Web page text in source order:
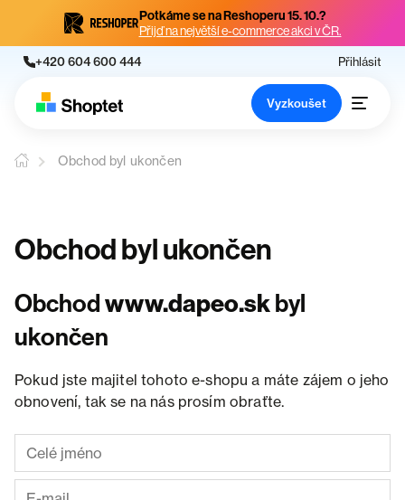
Potkáme se na Reshoperu 15. 10.?
Přijď na největší e-commerce akci v ČR.
+420 604 600 444 Přihlásit
Vyzkoušet
Obchod byl ukončen
Obchod byl ukončen
Obchodwww.dapeo.skbyl
ukončen
Pokud jste majitel tohoto e-shopu a máte zájem o jeho
obnovení, tak se na nás prosím obraťte.